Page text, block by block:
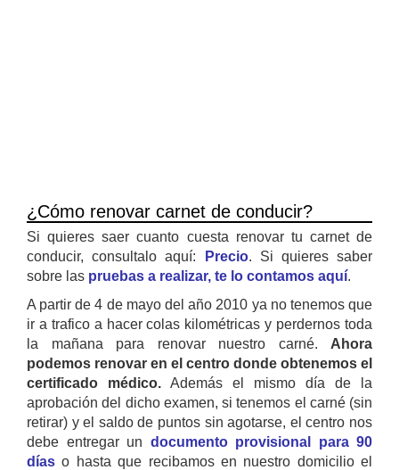
¿Cómo renovar carnet de conducir?
Si quieres saer cuanto cuesta renovar tu carnet de
conducir, consultalo aquí:
Precio. Si quieres saber
sobre las pruebas a realizar, te lo contamos aquí.
A partir de 4 de mayo del año 2010 ya no tenemos que
ir a trafico a hacer colas kilométricas y perdernos toda
la mañana para renovar nuestro carné. Ahora
podemos renovar en el centro donde obtenemos el
certificado médico. Además el mismo día de la
aprobación del dicho examen, si tenemos el carné (sin
retirar) y el saldo de puntos sin agotarse, el centro nos
debe entregar un documento provisional para 90
días o hasta que recibamos en nuestro domicilio el